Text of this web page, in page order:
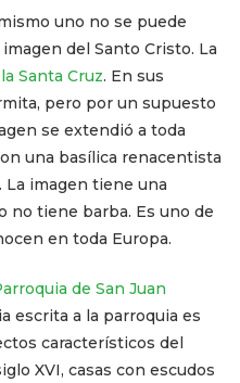
uno no se puede
del Santo Cristo. La
Santa Cruz. En sus
pero por un supuesto
se extendió a toda
una basílica renacentista
imagen tiene una
no tiene barba. Es uno de
en toda Europa.
de San Juan
escrita a la parroquia es
característicos del
XVI, casas con escudos